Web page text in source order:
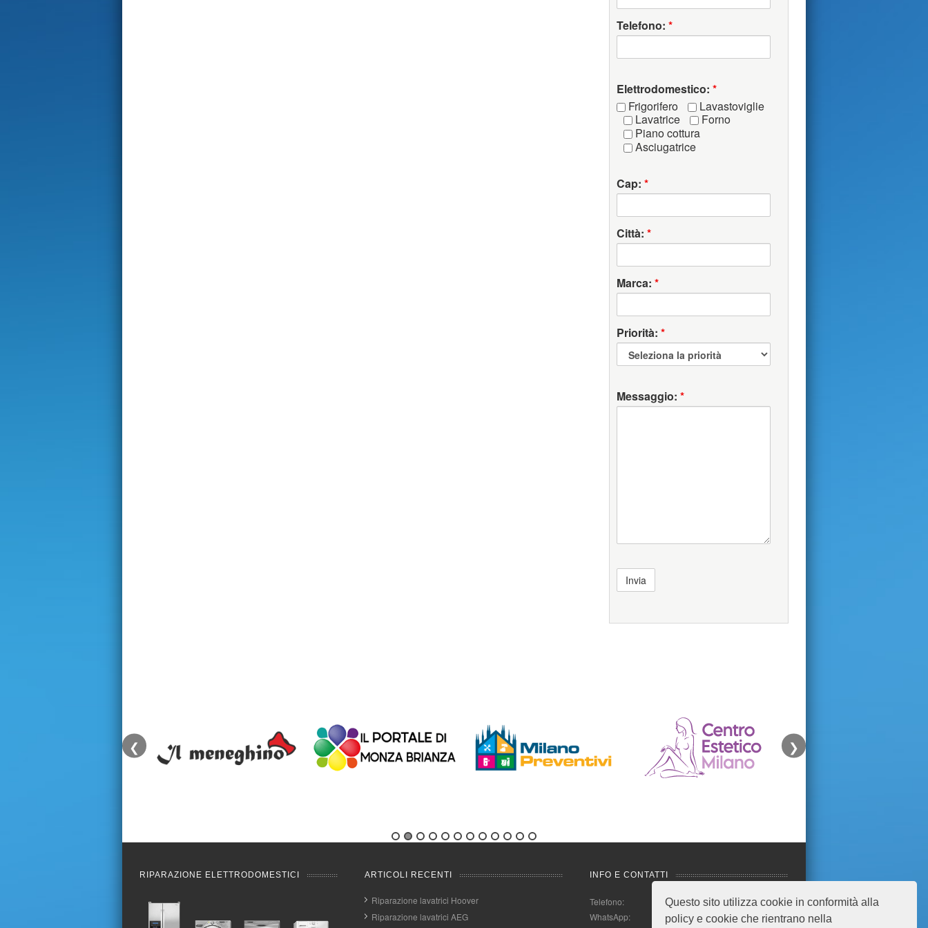
Questo sito utilizza cookie in conformità alla
policy e cookie che rientrano nella
Telefono: *
Elettrodomestico: *
Frigorifero
Lavastoviglie
Lavatrice
Forno
Piano cottura
Asciugatrice
Cap: *
Città: *
Marca: *
Priorità: *
Messaggio: *
❮ ❯
RIPARAZIONE ELETTRODOMESTICI ARTICOLI RECENTI
Riparazione lavatrici Hoover
Riparazione lavatrici AEG
INFO E CONTATTI
Telefono:
WhatsApp: